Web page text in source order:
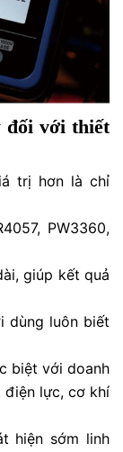
đối với thiết
trị hơn là chỉ
PW3360,
giúp kết quả
dùng luôn biết
biệt với doanh
điện lực, cơ khí
hiện sớm linh